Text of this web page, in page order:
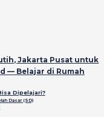
Jakarta Pusat untuk
— Belajar di Rumah
Dipelajari?
Dasar (SD)